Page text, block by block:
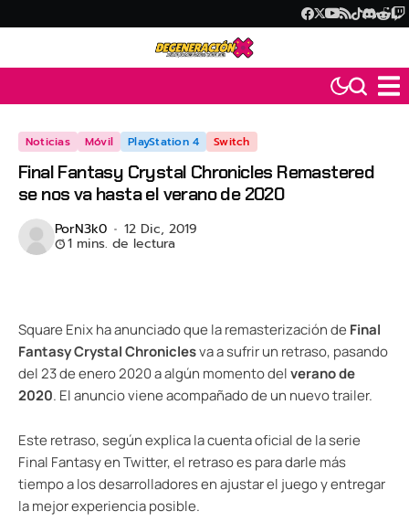
Noticias Móvil PlayStation 4 Switch
Final Fantasy Crystal Chronicles Remastered
se nos va hasta el verano de 2020
PorN3k0 12 Dic, 2019
1 mins. de lectura
Square Enix ha anunciado que la remasterización de Final
Fantasy Crystal Chroniclesva a sufrir un retraso, pasando
del 23 de enero 2020 a algún momento delverano de
2020. El anuncio viene acompañado de un nuevo trailer.
Este retraso, según explica la cuenta oficial de la serie
Final Fantasy en Twitter, el retraso es para darle más
tiempo a los desarrolladores en ajustar el juego y entregar
la mejor experiencia posible.